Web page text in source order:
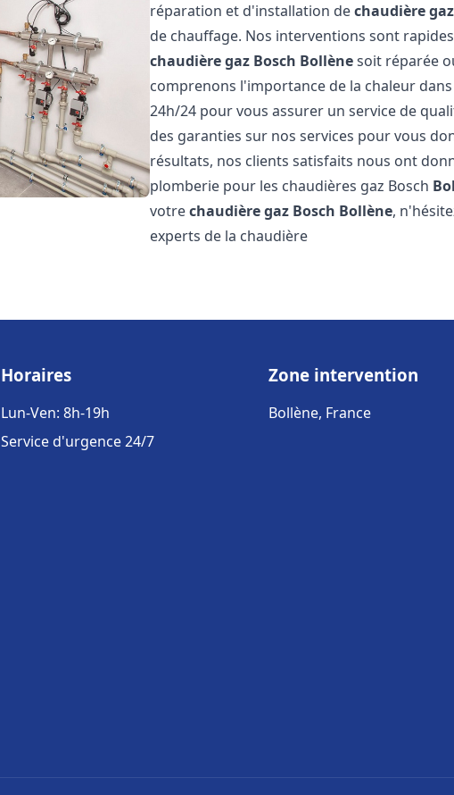
réparation et d'installation dechaudière
de chauffage. Nos interventions sont
chaudière gaz Bosch Bollènesoit réparée
comprenons l'importance de la chaleur
24h/24 pour vous assurer un service de
des garanties sur nos services pour vous
résultats, nos clients satisfaits nous ont
plomberie pour les chaudières gaz Bosch
votrechaudière gaz Bosch Bollène,
experts de la chaudière
Horaires
Lun-Ven: 8h-19h
Service d'urgence 24/7
Zone intervention
Bollène, France